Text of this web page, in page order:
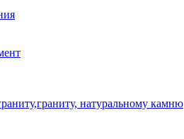
натуральному камню